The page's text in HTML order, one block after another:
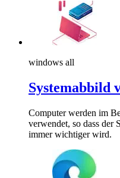
windows all
Systemabbild
Computer werden im
verwendet, so dass der
immer wichtiger wird.